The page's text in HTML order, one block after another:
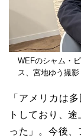
WEFのシャム・
ス、宮地ゆう撮影
「アメリカは
トしており、
った」。今後